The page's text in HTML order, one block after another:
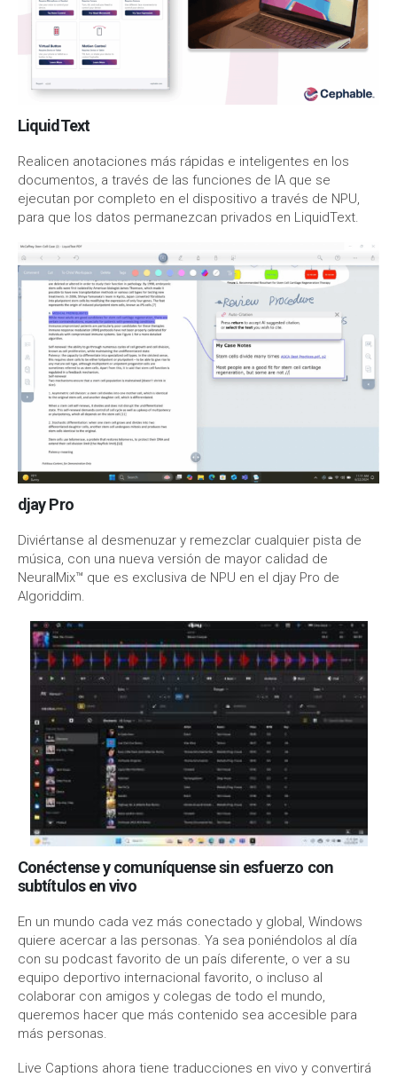
LiquidText
Realicen anotaciones más rápidas e inteligentes en los
documentos, a través de las funciones de IA que se
ejecutan por completo en el dispositivo a través de NPU,
para que los datos permanezcan privados en LiquidText.
djay Pro
Diviértanse al desmenuzar y remezclar cualquier pista de
música, con una nueva versión de mayor calidad de
NeuralMix™ que es exclusiva de NPU en el djay Pro de
Algoriddim.
Conéctense y comuníquense sin esfuerzo con
subtítulos en vivo
En un mundo cada vez más conectado y global, Windows
quiere acercar a las personas. Ya sea poniéndolos al día
con su podcast favorito de un país diferente, o ver a su
equipo deportivo internacional favorito, o incluso al
colaborar con amigos y colegas de todo el mundo,
queremos hacer que más contenido sea accesible para
más personas.
Live Captions ahora tiene traducciones en vivo y convertirá